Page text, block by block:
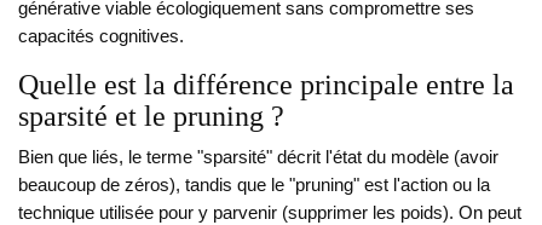
générative viable écologiquement sans compromettre ses
capacités cognitives.
Quelle est la différence principale entre la
sparsité et le pruning ?
Bien que liés, le terme "sparsité" décrit l'état du modèle (avoir
beaucoup de zéros), tandis que le "pruning" est l'action ou la
technique utilisée pour y parvenir (supprimer les poids). On peut